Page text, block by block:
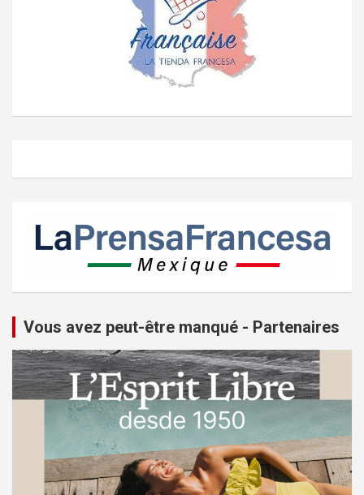
Vous avez peut-être manqué - Partenaires